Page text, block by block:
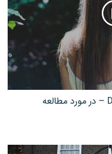
ایده عالی ساختنی از DC Motor – در مورد مطالعه